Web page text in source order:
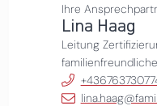
Ihre
Lina Haag
Leitung